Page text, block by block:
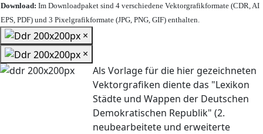
Download: Im Downloadpaket sind 4 verschiedene Vektorgrafikformate (CDR, AI
EPS, PDF) und 3 Pixelgrafikformate (JPG, PNG, GIF) enthalten.
×
×
Als Vorlage für die hier gezeichneten
Vektorgrafiken diente das "Lexikon
Städte und Wappen der Deutschen
Demokratischen Republik" (2.
neubearbeitete und erweiterte